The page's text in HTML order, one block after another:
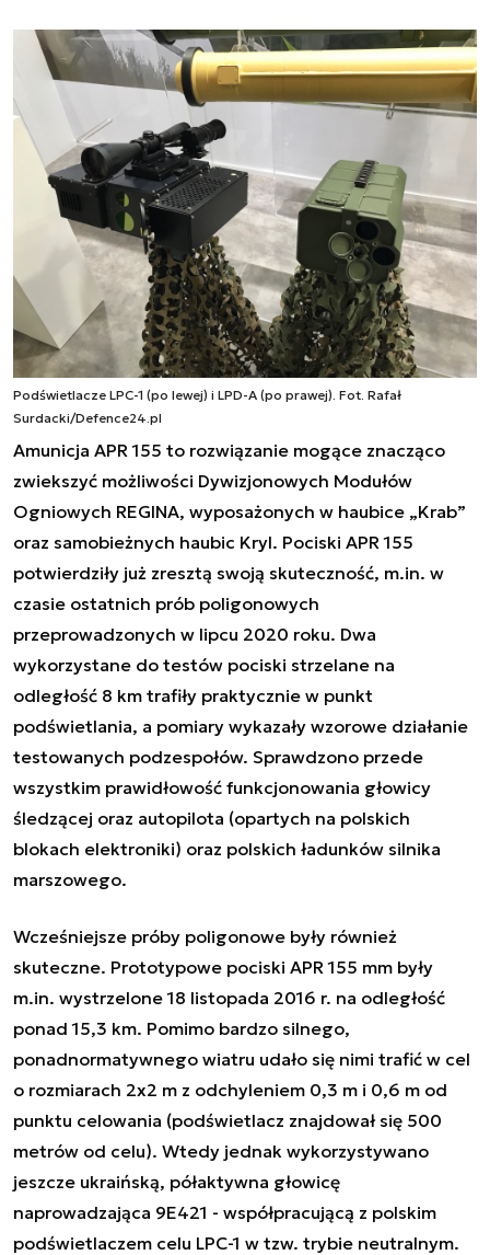
Podświetlacze LPC-1 (po lewej) i LPD-A (po prawej). Fot. Rafał
Surdacki/Defence24.pl
Amunicja APR 155 to rozwiązanie mogące znacząco
zwiekszyć możliwości Dywizjonowych Modułów
Ogniowych REGINA, wyposażonych w haubice „Krab”
oraz samobieżnych haubic Kryl. Pociski APR 155
potwierdziły już zresztą swoją skuteczność, m.in. w
czasie ostatnich prób poligonowych
przeprowadzonych w lipcu 2020 roku. Dwa
wykorzystane do testów pociski strzelane na
odległość 8 km trafiły praktycznie w punkt
podświetlania, a pomiary wykazały wzorowe działanie
testowanych podzespołów. Sprawdzono przede
wszystkim prawidłowość funkcjonowania głowicy
śledzącej oraz autopilota (opartych na polskich
blokach elektroniki) oraz polskich ładunków silnika
marszowego.
Wcześniejsze próby poligonowe były również
skuteczne. Prototypowe pociski APR 155 mm były
m.in. wystrzelone 18 listopada 2016 r. na odległość
ponad 15,3 km. Pomimo bardzo silnego,
ponadnormatywnego wiatru udało się nimi trafić w cel
o rozmiarach 2x2 m z odchyleniem 0,3 m i 0,6 m od
punktu celowania (podświetlacz znajdował się 500
metrów od celu). Wtedy jednak wykorzystywano
jeszcze ukraińską, półaktywna głowicę
naprowadzająca 9E421 - współpracującą z polskim
podświetlaczem celu LPC-1 w tzw. trybie neutralnym.